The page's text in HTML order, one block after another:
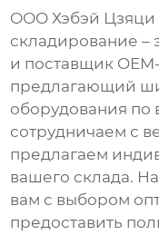
ООО Хэбэй Цзяци
складирование –
и поставщик
предлагающий
оборудования
сотрудничаем с
предлагаем
вашего склада.
вам с выбором
предоставить